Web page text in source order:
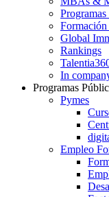
Global
Rankings
In
Programas
Pymes
Empleo